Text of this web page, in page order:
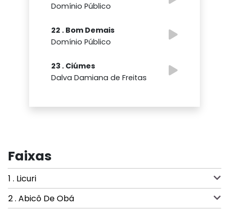
Domínio Público
22 . Bom Demais
Domínio Público
23 . Ciúmes
Dalva Damiana de Freitas
Faixas
1 . Licuri
2 . Abicô De Obá